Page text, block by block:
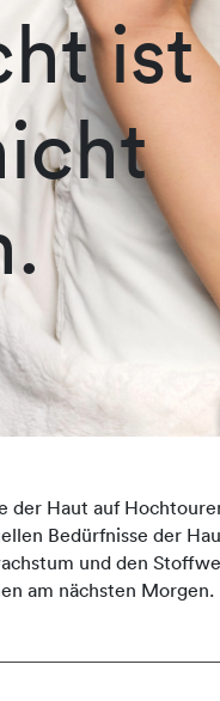
ist
der Haut auf
Bedürfnisse der
und den
am nächsten Morgen.